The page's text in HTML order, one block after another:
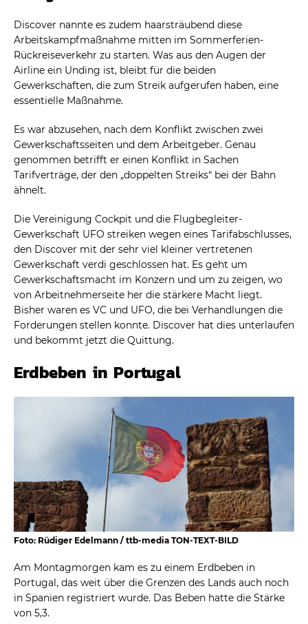
Discover nannte es zudem haarsträubend diese
Arbeitskampfmaßnahme mitten im Sommerferien-
Rückreiseverkehr zu starten. Was aus den Augen der
Airline ein Unding ist, bleibt für die beiden
Gewerkschaften, die zum Streik aufgerufen haben, eine
essentielle Maßnahme.
Es war abzusehen, nach dem Konflikt zwischen zwei
Gewerkschaftsseiten und dem Arbeitgeber. Genau
genommen betrifft er einen Konflikt in Sachen
Tarifverträge, der den „doppelten Streiks“ bei der Bahn
ähnelt.
Die Vereinigung Cockpit und die Flugbegleiter-
Gewerkschaft UFO streiken wegen eines Tarifabschlusses,
den Discover mit der sehr viel kleiner vertretenen
Gewerkschaft verdi geschlossen hat. Es geht um
Gewerkschaftsmacht im Konzern und um zu zeigen, wo
von Arbeitnehmerseite her die stärkere Macht liegt.
Bisher waren es VC und UFO, die bei Verhandlungen die
Forderungen stellen konnte. Discover hat dies unterlaufen
und bekommt jetzt die Quittung.
Erdbeben in Portugal
Foto: Rüdiger Edelmann / ttb-media TON-TEXT-BILD
Am Montagmorgen kam es zu einem Erdbeben in
Portugal, das weit über die Grenzen des Lands auch noch
in Spanien registriert wurde. Das Beben hatte die Stärke
von 5,3.